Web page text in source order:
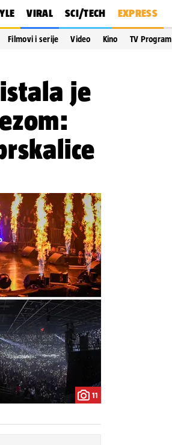
VIRAL SCI/TECH EXPRESS
Filmovi i serije Video Kino TV Program
je
11